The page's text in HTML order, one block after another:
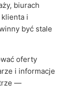
biurach
i
być stale
oferty
i informacje
—